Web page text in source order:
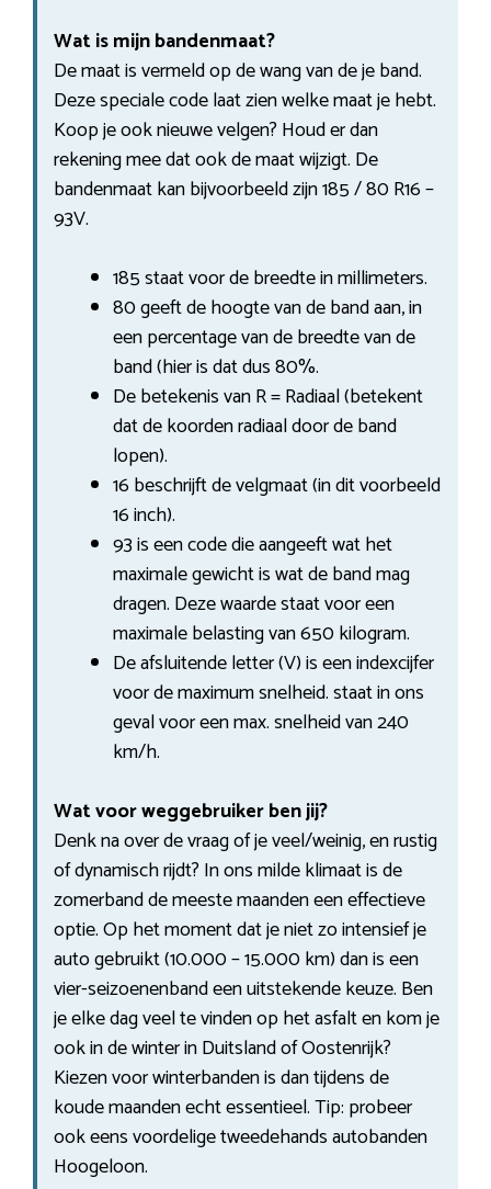
Wat is mijn bandenmaat?
De maat is vermeld op de wang van de je band.
Deze speciale code laat zien welke maat je hebt.
Koop je ook nieuwe velgen? Houd er dan
rekening mee dat ook de maat wijzigt. De
bandenmaat kan bijvoorbeeld zijn 185 / 80 R16 –
93V.
185 staat voor de breedte in millimeters.
80 geeft de hoogte van de band aan, in
een percentage van de breedte van de
band (hier is dat dus 80%.
De betekenis van R = Radiaal (betekent
dat de koorden radiaal door de band
lopen).
16 beschrijft de velgmaat (in dit voorbeeld
16 inch).
93 is een code die aangeeft wat het
maximale gewicht is wat de band mag
dragen. Deze waarde staat voor een
maximale belasting van 650 kilogram.
De afsluitende letter (V) is een indexcijfer
voor de maximum snelheid. staat in ons
geval voor een max. snelheid van 240
km/h.
Wat voor weggebruiker ben jij?
Denk na over de vraag of je veel/weinig, en rustig
of dynamisch rijdt? In ons milde klimaat is de
zomerband de meeste maanden een effectieve
optie. Op het moment dat je niet zo intensief je
auto gebruikt (10.000 – 15.000 km) dan is een
vier-seizoenenband een uitstekende keuze. Ben
je elke dag veel te vinden op het asfalt en kom je
ook in de winter in Duitsland of Oostenrijk?
Kiezen voor winterbanden is dan tijdens de
koude maanden echt essentieel. Tip: probeer
ook eens voordelige tweedehands autobanden
Hoogeloon.